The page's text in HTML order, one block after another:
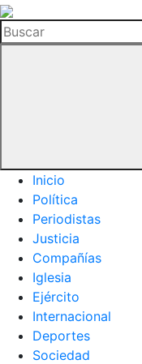
La
Hemeroteca
del
Buscar
Inicio
Política
Periodistas
Justicia
Compañías
Iglesia
Ejército
Internacional
Deportes
Sociedad